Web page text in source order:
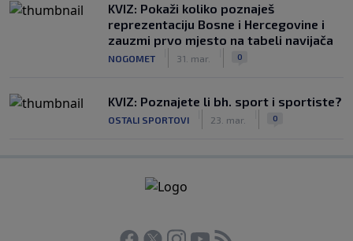
KVIZ: Pokaži koliko poznaješ
reprezentaciju Bosne i Hercegovine i
zauzmi prvo mjesto na tabeli navijača
NOGOMET 31. mar. 0
KVIZ: Poznajete li bh. sport i sportiste?
OSTALI SPORTOVI 23. mar. 0